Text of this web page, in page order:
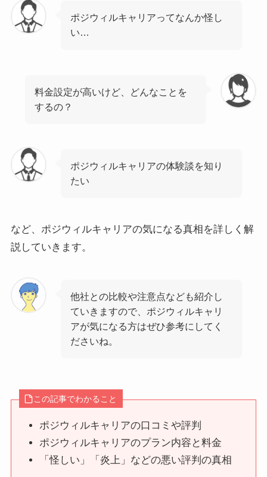
ポジウィルキャリアってなんか怪し
い…
料金設定が高いけど、どんなことを
するの？
ポジウィルキャリアの体験談を知り
たい
など、ポジウィルキャリアの気になる真相を詳しく解
説していきます。
他社との比較や注意点なども紹介し
ていきますので、ポジウィルキャリ
アが気になる方はぜひ参考にしてく
ださいね。
この記事でわかること
ポジウィルキャリアの口コミや評判
ポジウィルキャリアのプラン内容と料金
「怪しい」「炎上」などの悪い評判の真相